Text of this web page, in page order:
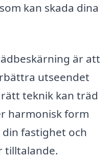
kan skada dina
är att
utseendet
teknik kan träd
harmonisk form
fastighet och
tilltalande.